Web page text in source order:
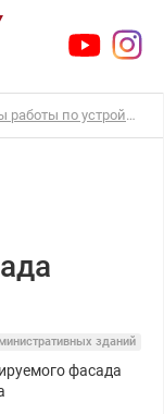
вентилируемого фасада
зданий
фасада